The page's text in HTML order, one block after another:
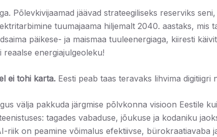
Põlevkivijaamad jäävad strateegiliseks reserviks
tuumajaama hiljemalt 2040. aastaks, mis
päikese- ja maismaa tuuleenergiaga, kiiresti
reaalse energiajulgeoleku!
ei tohi karta. Eesti peab taas teravaks lihvima
välja pakkuda järgmise põlvkonna visioon Eestile
tagades vabaduse, jõukuse ja kodaniku
riik on peamine võimalus efektiivse,